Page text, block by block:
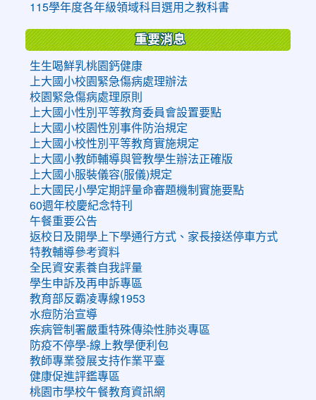
115學年度各年級領域科目選用之教科書
重要消息
生生喝鮮乳桃園鈣健康
上大國小校園緊急傷病處理辦法
校園緊急傷病處理原則
上大國小性別平等教育委員會設置要點
上大國小校園性別事件防治規定
上大國小校性別平等教育實施規定
上大國小教師輔導與管教學生辦法正確版
上大國小服裝儀容(服儀)規定
上大國民小學定期評量命審題機制實施要點
60週年校慶紀念特刊
午餐重要公告
返校日及開學上下學通行方式、家長接送停車方式
特教輔導參考資料
全民資安素養自我評量
學生申訴及再申訴專區
教育部反霸凌專線1953
水痘防治宣導
疾病管制署嚴重特殊傳染性肺炎專區
防疫不停學-線上教學便利包
教師專業發展支持作業平臺
健康促進評鑑專區
桃園市學校午餐教育資訊網